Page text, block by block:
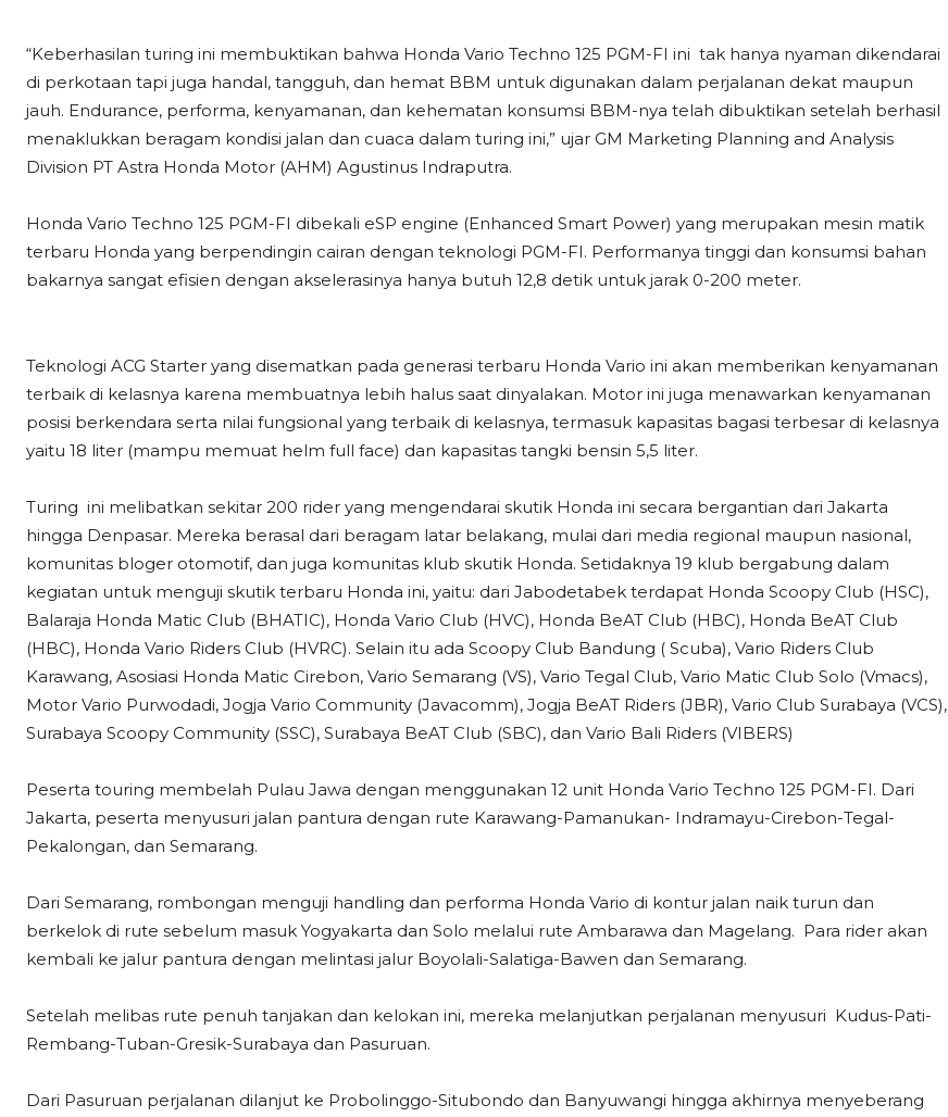
“Keberhasilan turing ini membuktikan bahwa Honda Vario Techno 125 PGM-FI ini tak hanya nyaman dikendarai
di perkotaan tapi juga handal, tangguh, dan hemat BBM untuk digunakan dalam perjalanan dekat maupun
jauh. Endurance, performa, kenyamanan, dan kehematan konsumsi BBM-nya telah dibuktikan setelah berhasil
menaklukkan beragam kondisi jalan dan cuaca dalam turing ini,” ujar GM Marketing Planning and Analysis
Division PT Astra Honda Motor (AHM) Agustinus Indraputra.
Honda Vario Techno 125 PGM-FI dibekali eSP engine (Enhanced Smart Power) yang merupakan mesin matik
terbaru Honda yang berpendingin cairan dengan teknologi PGM-FI. Performanya tinggi dan konsumsi bahan
bakarnya sangat efisien dengan akselerasinya hanya butuh 12,8 detik untuk jarak 0-200 meter.
Teknologi ACG Starter yang disematkan pada generasi terbaru Honda Vario ini akan memberikan kenyamanan
terbaik di kelasnya karena membuatnya lebih halus saat dinyalakan. Motor ini juga menawarkan kenyamanan
posisi berkendara serta nilai fungsional yang terbaik di kelasnya, termasuk kapasitas bagasi terbesar di kelasnya
yaitu 18 liter (mampu memuat helm full face) dan kapasitas tangki bensin 5,5 liter.
Turing ini melibatkan sekitar 200 rider yang mengendarai skutik Honda ini secara bergantian dari Jakarta
hingga Denpasar. Mereka berasal dari beragam latar belakang, mulai dari media regional maupun nasional,
komunitas bloger otomotif, dan juga komunitas klub skutik Honda. Setidaknya 19 klub bergabung dalam
kegiatan untuk menguji skutik terbaru Honda ini, yaitu: dari Jabodetabek terdapat Honda Scoopy Club (HSC),
Balaraja Honda Matic Club (BHATIC), Honda Vario Club (HVC), Honda BeAT Club (HBC), Honda BeAT Club
(HBC), Honda Vario Riders Club (HVRC). Selain itu ada Scoopy Club Bandung ( Scuba), Vario Riders Club
Karawang, Asosiasi Honda Matic Cirebon, Vario Semarang (VS), Vario Tegal Club, Vario Matic Club Solo (Vmacs),
Motor Vario Purwodadi, Jogja Vario Community (Javacomm), Jogja BeAT Riders (JBR), Vario Club Surabaya (VCS),
Surabaya Scoopy Community (SSC), Surabaya BeAT Club (SBC), dan Vario Bali Riders (VIBERS)
Peserta touring membelah Pulau Jawa dengan menggunakan 12 unit Honda Vario Techno 125 PGM-FI. Dari
Jakarta, peserta menyusuri jalan pantura dengan rute Karawang-Pamanukan- Indramayu-Cirebon-Tegal-
Pekalongan, dan Semarang.
Dari Semarang, rombongan menguji handling dan performa Honda Vario di kontur jalan naik turun dan
berkelok di rute sebelum masuk Yogyakarta dan Solo melalui rute Ambarawa dan Magelang. Para rider akan
kembali ke jalur pantura dengan melintasi jalur Boyolali-Salatiga-Bawen dan Semarang.
Setelah melibas rute penuh tanjakan dan kelokan ini, mereka melanjutkan perjalanan menyusuri Kudus-Pati-
Rembang-Tuban-Gresik-Surabaya dan Pasuruan.
Dari Pasuruan perjalanan dilanjut ke Probolinggo-Situbondo dan Banyuwangi hingga akhirnya menyeberang